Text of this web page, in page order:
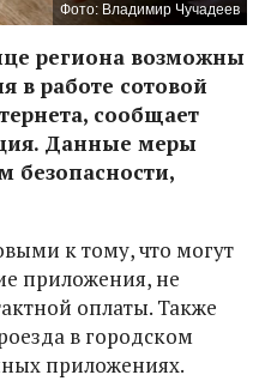
Фото: Владимир Чучадеев
региона возможны
в работе сотовой
сообщает
Данные меры
безопасности,
к тому, что могут
приложения, не
оплаты. Также
в городском
приложениях.